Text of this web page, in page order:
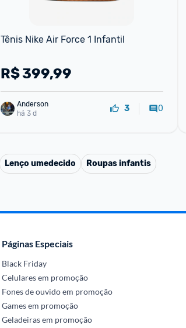
Tênis Nike Air Force 1 Infantil
R$399,99
Anderson
há 3 d
3 0
Lenço umedecido Roupas infantis
Páginas Especiais
Black Friday
Celulares em promoção
Fones de ouvido em promoção
Games em promoção
Geladeiras em promoção